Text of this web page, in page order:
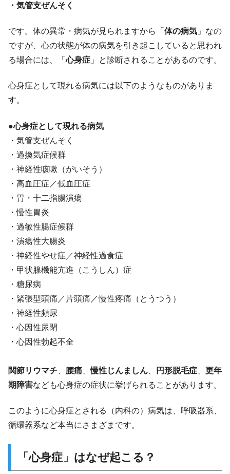
・気管支ぜんそく
です。体の異常・病気が見られますから「 体の病気 」なの
ですが、心の状態が体の病気を引き起こしていると思われ
る場合には、「心身症 」と診断されることがあるのです。
心身症として現れる病気には以下のようなものがありま
す。
●心身症として現れる病気
・気管支ぜんそく
・過換気症候群
・神経性咳嗽（がいそう）
・高血圧症／低血圧症
・胃・十二指腸潰瘍
・慢性胃炎
・過敏性腸症候群
・潰瘍性大腸炎
・神経性やせ症／神経性過食症
・甲状腺機能亢進（こうしん）症
・糖尿病
・緊張型頭痛／片頭痛／慢性疼痛（とうつう）
・神経性頻尿
・心因性尿閉
・心因性勃起不全
関節リウマチ 腰痛 、慢性じんましん 円形脱毛症
更年
期障害なども心身症の症状に挙げられることがあります。
このように心身症とされる（内科の）病気は、呼吸器系、
循環器系など本当にさまざまです。
「心身症」はなぜ起こる？